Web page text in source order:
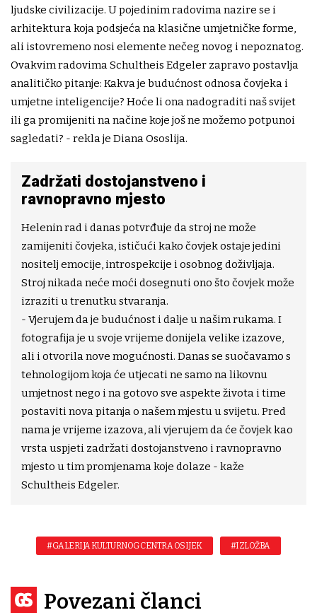
ljudske civilizacije. U pojedinim radovima nazire se i
arhitektura koja podsjeća na klasične umjetničke forme,
ali istovremeno nosi elemente nečeg novog i nepoznatog.
Ovakvim radovima Schultheis Edgeler zapravo postavlja
analitičko pitanje: Kakva je budućnost odnosa čovjeka i
umjetne inteligencije? Hoće li ona nadograditi naš svijet
ili ga promijeniti na načine koje još ne možemo potpunoi
sagledati? - rekla je Diana Ososlija.
Zadržati dostojanstveno i
ravnopravno mjesto
Helenin rad i danas potvrđuje da stroj ne može
zamijeniti čovjeka, ističući kako čovjek ostaje jedini
nositelj emocije, introspekcije i osobnog doživljaja.
Stroj nikada neće moći dosegnuti ono što čovjek može
izraziti u trenutku stvaranja.
- Vjerujem da je budućnost i dalje u našim rukama. I
fotografija je u svoje vrijeme donijela velike izazove,
ali i otvorila nove mogućnosti. Danas se suočavamo s
tehnologijom koja će utjecati ne samo na likovnu
umjetnost nego i na gotovo sve aspekte života i time
postaviti nova pitanja o našem mjestu u svijetu. Pred
nama je vrijeme izazova, ali vjerujem da će čovjek kao
vrsta uspjeti zadržati dostojanstveno i ravnopravno
mjesto u tim promjenama koje dolaze - kaže
Schultheis Edgeler.
#GALERIJA KULTURNOG CENTRA OSIJEK #IZLOŽBA
Povezani članci